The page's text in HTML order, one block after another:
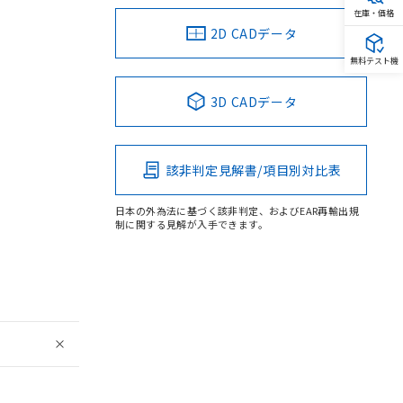
2D CADデータ
3D CADデータ
該非判定見解書/項目別対比表
日本の外為法に基づく該非判定、およびEAR再輸出規
制に関する見解が入手できます。
在庫・価格
無料テスト機